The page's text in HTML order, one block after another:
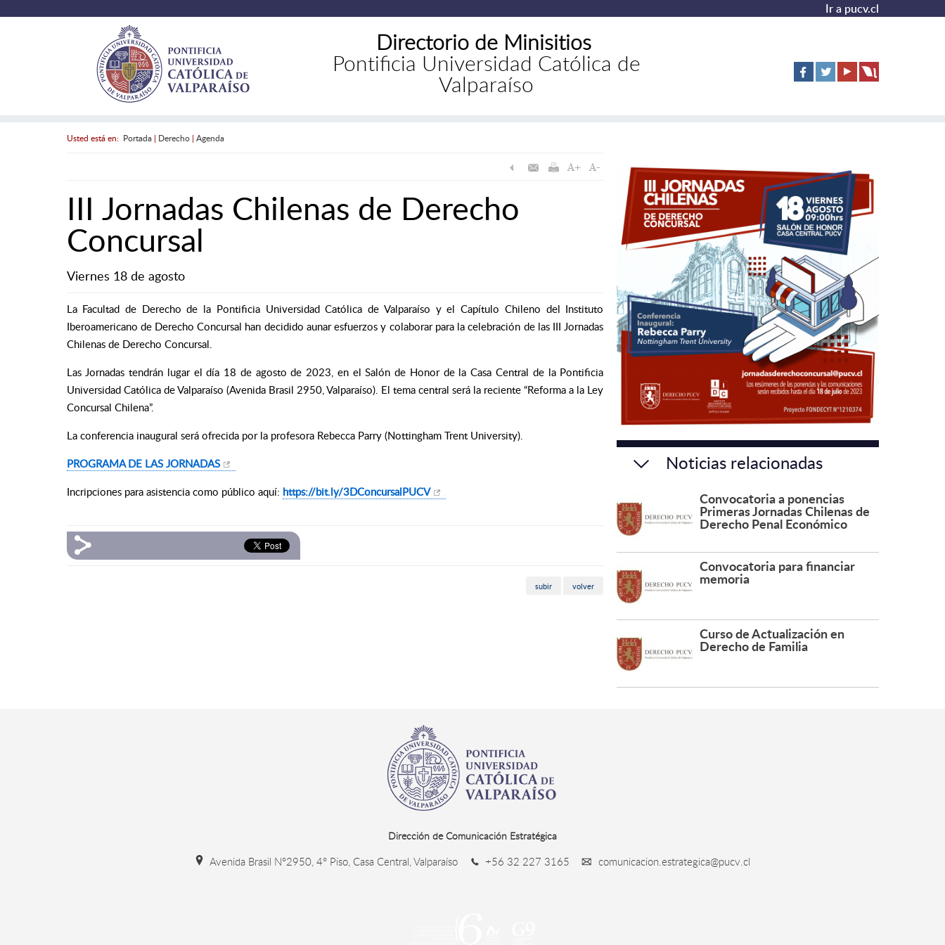
Ir a pucv.cl
Directorio de Minisitios
Pontificia Universidad Católica de
Valparaíso
Usted está en: Portada| Derecho| Agenda
III Jornadas Chilenas de Derecho
Concursal
Viernes 18 de agosto
La Facultad de Derecho de la Pontificia Universidad Católica de Valparaíso y el Capítulo Chileno del Instituto
Iberoamericano de Derecho Concursal han decidido aunar esfuerzos y colaborar para la celebración de las III Jornadas
Chilenas de Derecho Concursal.
Las Jornadas tendrán lugar el día 18 de agosto de 2023, en el Salón de Honor de la Casa Central de la Pontificia
Universidad Católica de Valparaíso (Avenida Brasil 2950, Valparaíso). El tema central será la reciente “Reforma a la Ley
Concursal Chilena”.
La conferencia inaugural será ofrecida por la profesora Rebecca Parry (Nottingham Trent University).
PROGRAMA DE LAS JORNADAS
Incripciones para asistencia como público aquí: https://bit.ly/3DConcursalPUCV
subir volver
Noticias relacionadas
Convocatoria a ponencias
Primeras Jornadas Chilenas de
Derecho Penal Económico
Convocatoria para financiar
memoria
Curso de Actualización en
Derecho de Familia
Dirección de Comunicación Estratégica
Avenida Brasil N°2950, 4° Piso, Casa Central, Valparaíso +56 32 227 3165 comunicacion.estrategica@pucv.cl